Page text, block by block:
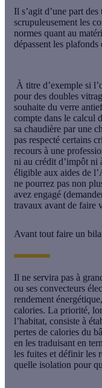
Il s’agit d’une part
scrupuleusement les
normes quant au
dépassent les
À titre d’exemple si
pour des doubles
souhaite du verre
compte dans le calcul
sa chaudière par une
pas respecté certains
recours à une
ni au crédit d’impôt ni
éligible aux aides de
ne pourrez pas non
avez engagé
travaux avant de faire
Avant tout faire un
Il ne servira pas à
ou ses convecteurs
rendement
calories. La priorité,
l’habitat, consiste à
pertes de calories du
en les traduisant en
les fuites et définir les
quelle isolation pour